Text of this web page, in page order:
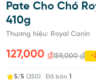
Pate Cho Chó
410g
Thương hiệu: Royal Canin
127,000 đ159,000đ -
5/5 (250) Đã bán 1